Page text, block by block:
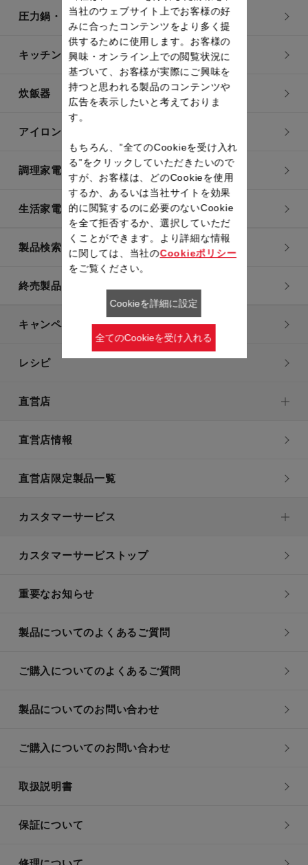
圧力鍋・電気圧力鍋
キッチン用品
炊飯器
アイロン・衣類スチーマー
調理家電
生活家電
製品検索一覧
終売製品一覧
キャンペーン・特集
レシピ
直営店
直営店情報
直営店限定製品一覧
カスタマーサービス
カスタマーサービストップ
重要なお知らせ
製品についてのよくあるご質問
ご購入についてのよくあるご質問
製品についてのお問い合わせ
ご購入についてのお問い合わせ
取扱説明書
保証について
当社のウェブサイト上でお客様の好
みに合ったコンテンツをより多く提
供するために使用します。お客様の
興味・オンライン上での閲覧状況に
基づいて、お客様が実際にご興味を
持つと思われる製品のコンテンツや
広告を表示したいと考えておりま
す。
もちろん、”全てのCookieを受け入れ
る”をクリックしていただきたいので
すが、お客様は、どのCookieを使用
するか、あるいは当社サイトを効果
的に閲覧するのに必要のないCookie
を全て拒否するか、選択していただ
くことができます。より詳細な情報
に関しては、当社のCookieポリシー
をご覧ください。
Cookieを詳細に設定
全てのCookieを受け入れる